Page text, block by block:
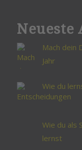
Mach dein
Jahr
Wie du
Wie du als
lernst